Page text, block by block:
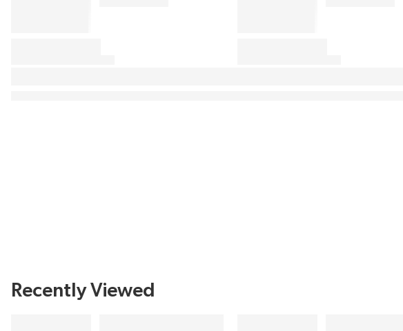
Recently Viewed